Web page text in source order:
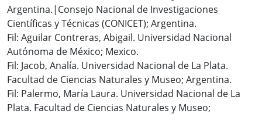
Argentina.|Consejo Nacional de Investigaciones
Científicas y Técnicas (CONICET); Argentina.
Fil: Aguilar Contreras, Abigail. Universidad Nacional
Autónoma de México; Mexico.
Fil: Jacob, Analía. Universidad Nacional de La Plata.
Facultad de Ciencias Naturales y Museo; Argentina.
Fil: Palermo, María Laura. Universidad Nacional de La
Plata. Facultad de Ciencias Naturales y Museo;